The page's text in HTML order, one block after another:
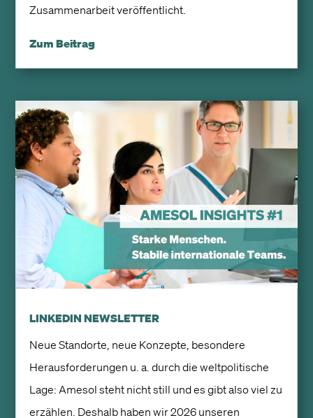
Zusammenarbeit veröffentlicht.
Zum Beitrag
LINKEDIN NEWSLETTER
Neue Standorte, neue Konzepte, besondere
Herausforderungen u. a. durch die weltpolitische
Lage: Amesol steht nicht still und es gibt also viel zu
erzählen. Deshalb haben wir 2026 unseren